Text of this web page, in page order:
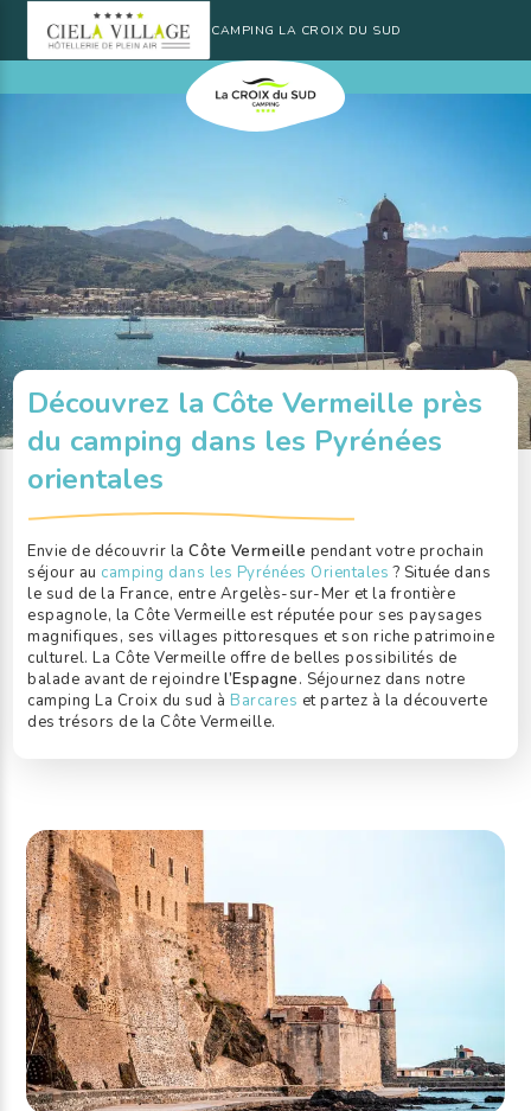
CAMPING LA CROIX DU SUD
Découvrez la Côte Vermeille près
du camping dans les Pyrénées
orientales
Envie de découvrir la Côte Vermeille pendant votre prochain
séjour au camping dans les Pyrénées Orientales ? Située dans
le sud de la France, entre Argelès-sur-Mer et la frontière
espagnole, la Côte Vermeille est réputée pour ses paysages
magnifiques, ses villages pittoresques et son riche patrimoine
culturel. La Côte Vermeille offre de belles possibilités de
balade avant de rejoindrel’Espagne. Séjournez dans notre
camping La Croix du sud à Barcares et partez à la découverte
des trésors de la Côte Vermeille.